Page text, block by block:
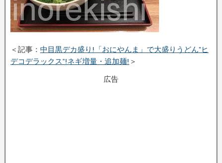
＜記事： 中目黒デカ盛り!「おにやんま」で大盛りうどん”ヒ
デコデラックス”!ネギ増量・追加麺! ＞
広告